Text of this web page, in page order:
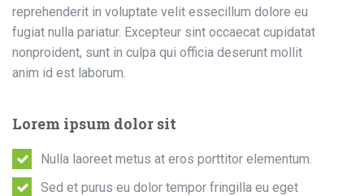
reprehenderit in voluptate velit essecillum dolore eu
fugiat nulla pariatur. Excepteur sint occaecat cupidatat
nonproident, sunt in culpa qui officia deserunt mollit
anim id est laborum.
Lorem ipsum dolor sit
Nulla laoreet metus at eros porttitor elementum.
Sed et purus eu dolor tempor fringilla eu eget